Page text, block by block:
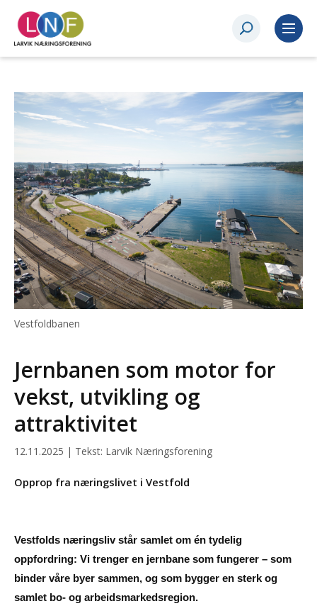
Vestfoldbanen
Jernbanen som motor for
vekst, utvikling og
attraktivitet
12.11.2025 | Tekst: Larvik Næringsforening
Opprop fra næringslivet i Vestfold
Vestfolds næringsliv står samlet om én tydelig
oppfordring: Vi trenger en jernbane som fungerer – som
binder våre byer sammen, og som bygger en sterk og
samlet bo- og arbeidsmarkedsregion.